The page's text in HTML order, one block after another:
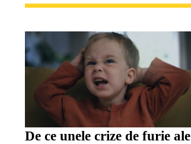
De ce unele crize de furie ale